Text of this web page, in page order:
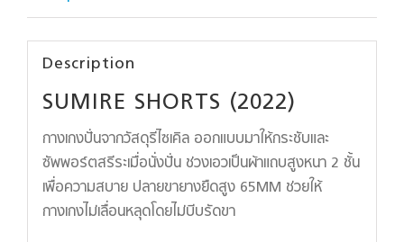
Description
SUMIRE SHORTS (2022)
กางเกงปั่นจากวัสดุรีไซเคิล ออกแบบมาให้กระชับและ
ซัพพอร์ตสรีระเมื่อนั่งปั่น ช่วงเอวเป็นผ้าแถบสูงหนา 2 ชั้น
เพื่อความสบาย ปลายขายางยืดสูง 65MM ช่วยให้
กางเกงไม่เลื่อนหลุดโดยไม่บีบรัดขา